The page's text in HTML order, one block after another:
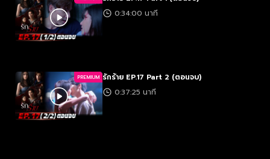
0:34:00 นาที
PREMIUM รักร้าย EP.17 Part 2 (ตอนจบ)
0:37:25 นาที